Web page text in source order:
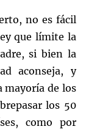
no es fácil
que límite la
si bien la
aconseja, y
mayoría de los
los 50
como por